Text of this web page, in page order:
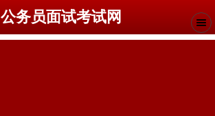
公务员面试考试网